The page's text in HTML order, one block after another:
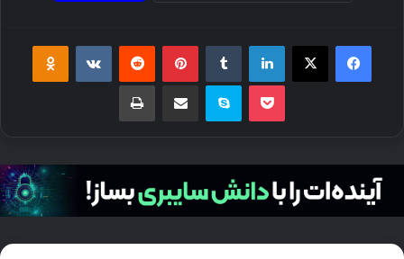
فیسبوک ایکس لینکداین پینتریست
پاکت اسکایپ چاپ